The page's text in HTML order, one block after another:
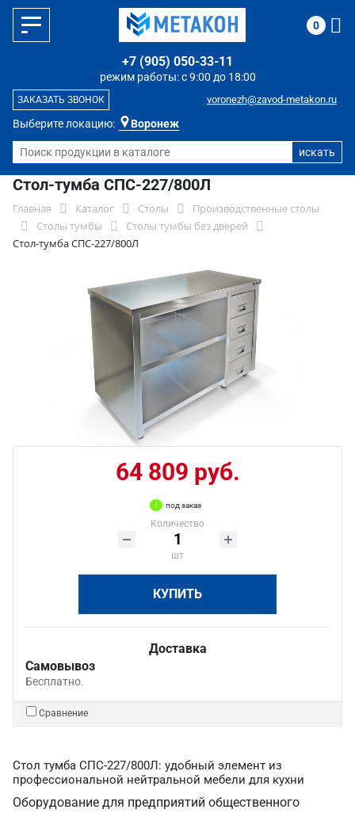
Выберите локацию: Воронеж
режим работы: с 9:00 до 18:00
+7 (905) 050-33-11
voronezh@zavod-metakon.ru
ЗАКАЗАТЬ ЗВОНОК
0
Стол-тумба СПС-227/800Л
Главная Каталог Столы
Производственные столы
Столы тумбы
Столы тумбы без дверей
Стол-тумба СПС-227/800Л
64 809 руб.
под заказ
Количество
шт
КУПИТЬ
Доставка
Самовывоз
Бесплатно.
Сравнение
Стол тумба СПС-227/800Л: удобный элемент из
профессиональной нейтральной мебели для кухни
Оборудование для предприятий общественного